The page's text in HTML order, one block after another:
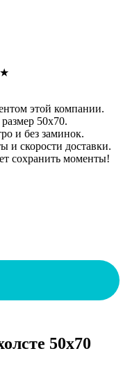
★
этой компании.
размер 50х70.
и без заминок.
и скорости доставки.
сохранить моменты!
50х70